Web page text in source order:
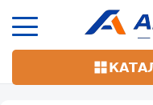
основному